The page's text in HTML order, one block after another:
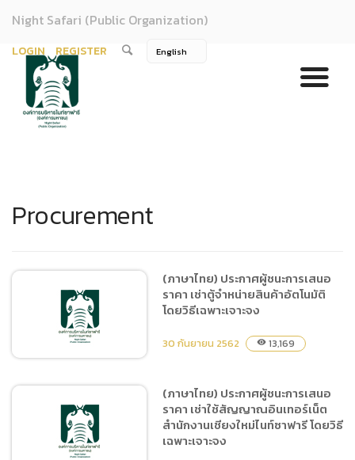
Night Safari (Public Organization)
LOGIN REGISTER
Procurement
(ภาษาไทย) ประกาศผู้ชนะการ
เสนอราคา เช่าตู้จำหน่าย
สินค้าอัตโนมัติ โดยวิธีเฉพาะ
(ภาษาไทย) ประกาศผู้ชนะการเสนอ
ราคา เช่าตู้จำหน่ายสินค้าอัตโนมัติ
โดยวิธีเฉพาะเจาะจง
30 กันยายน 2562 visibility 13,169
(ภาษาไทย) ประกาศผู้ชนะการเสนอ
ราคา เช่าใช้สัญญาณอินเทอร์เน็ต
สำนักงานเชียงใหม่ไนท์ซาฟารี โดยวิธี
เฉพาะเจาะจง